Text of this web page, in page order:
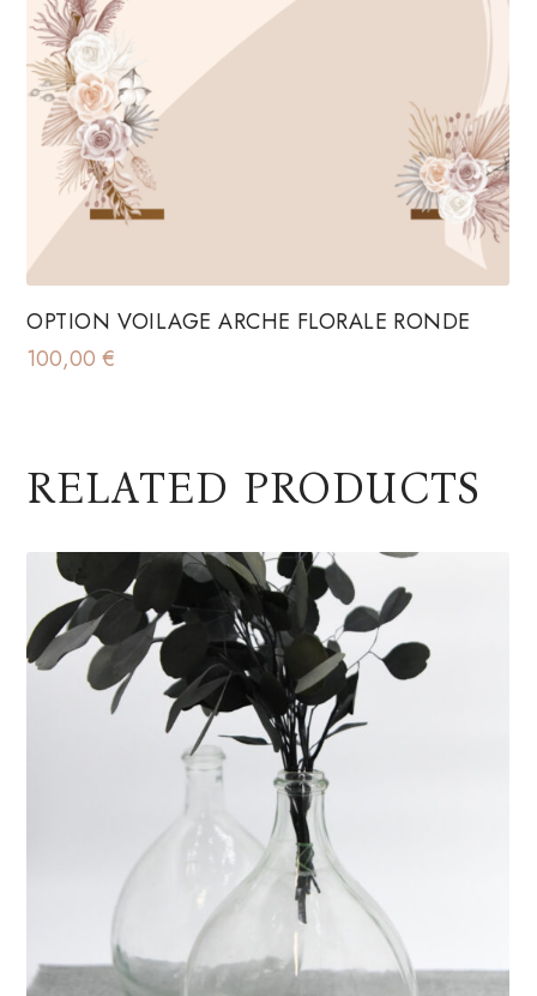
OPTION VOILAGE ARCHE FLORALE RONDE
100,00€
RELATED PRODUCTS